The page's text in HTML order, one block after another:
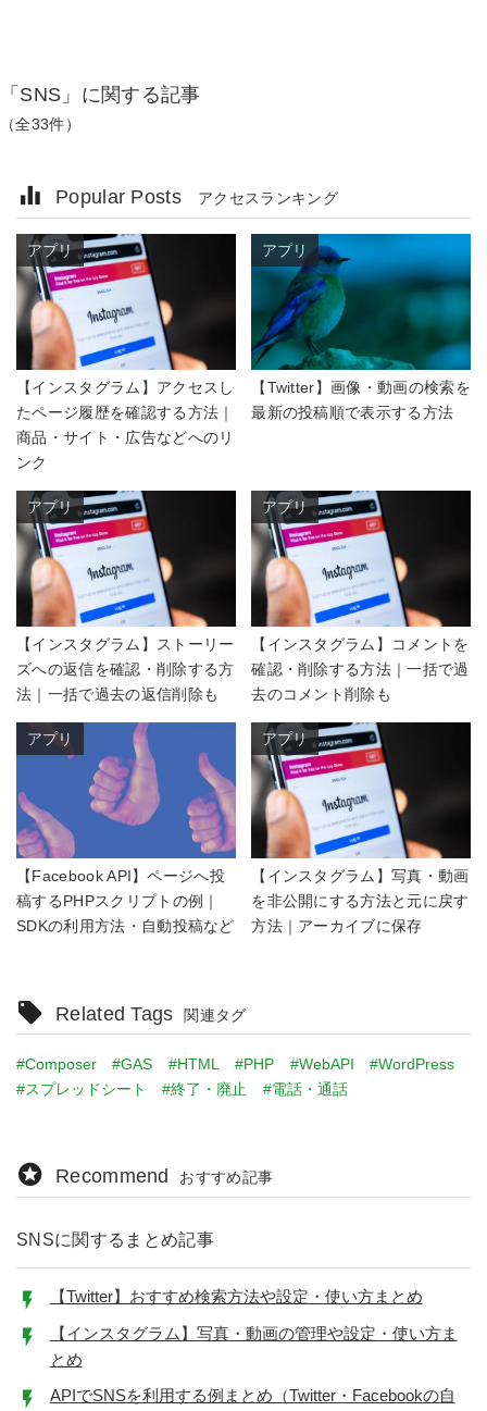
「SNS」に関する記事
（全33件）
Popular Posts アクセスランキング
アプリ
【インスタグラム】アクセスし
たページ履歴を確認する方法｜
商品・サイト・広告などへのリ
ンク
アプリ
【Twitter】画像・動画の検索を
最新の投稿順で表示する方法
アプリ
【インスタグラム】ストーリー
ズへの返信を確認・削除する方
法｜一括で過去の返信削除も
アプリ
【インスタグラム】コメントを
確認・削除する方法｜一括で過
去のコメント削除も
アプリ
【Facebook API】ページへ投
稿するPHPスクリプトの例｜
SDKの利用方法・自動投稿など
アプリ
【インスタグラム】写真・動画
を非公開にする方法と元に戻す
方法｜アーカイブに保存
Related Tags 関連タグ
#Composer #GAS #HTML #PHP #WebAPI
#WordPress
#スプレッドシート
#終了・廃止 #電話・通話
Recommend おすすめ記事
SNSに関するまとめ記事
【Twitter】おすすめ検索方法や設定・使い方まとめ
【インスタグラム】写真・動画の管理や設定・使い方ま
とめ
APIでSNSを利用する例まとめ（Twitter・Facebookの自